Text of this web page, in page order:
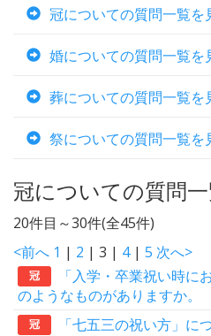
冠についての質問一覧を
婚についての質問一覧を
葬についての質問一覧を
祭についての質問一覧を
冠についての質問
20件目～30件(全45件)
<前へ 1 | 2 | 3 | 4| 5 次へ>
冠
「入学・卒業祝い時に
のようなものがありますか。
冠 「七五三の祝い方」に